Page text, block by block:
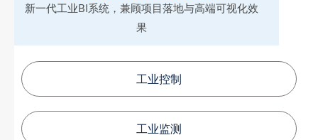
工业控制
工业监测
新一代工业BI系统，兼顾项目落地与高端可视化效
果